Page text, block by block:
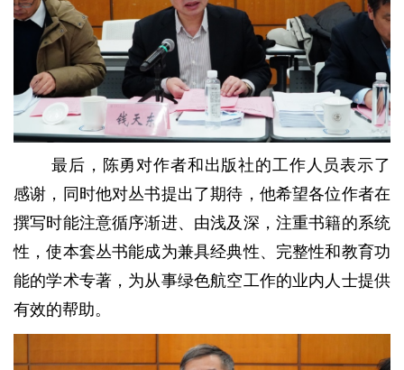
最后，陈勇对作者和出版社的工作人员表示了
感谢，同时他对丛书提出了期待，他希望各位作者在
撰写时能注意循序渐进、由浅及深，注重书籍的系统
性，使本套丛书能成为兼具经典性、完整性和教育功
能的学术专著，为从事绿色航空工作的业内人士提供
有效的帮助。